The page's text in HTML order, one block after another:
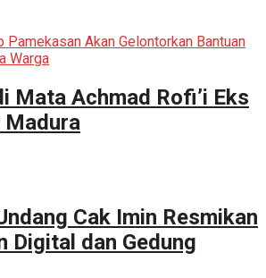
Mata Achmad Rofi’i Eks
Madura
Cak Imin Resmikan
Digital dan Gedung